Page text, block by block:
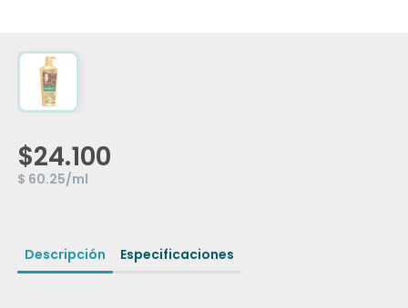
$24.100
$ 60.25/ml
Descripción Especificaciones